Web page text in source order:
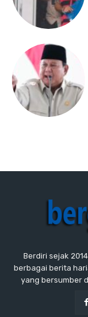
Berdiri sejak
berbagai berita
yang bersumber